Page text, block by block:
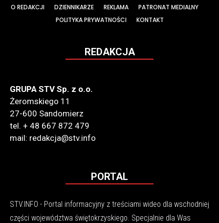
O REDAKCJI DZIENNIKARZE REKLAMA
PATRONAT MEDIALNY
POLITYKA PRYWATNOŚCI
KONTAKT
REDAKCJA
GRUPA STV Sp. z o.o.
Żeromskiego 11
27-600 Sandomierz
tel. + 48 667 872 479
mail: redakcja@stv.info
PORTAL
STV.INFO - Portal informacyjny z treściami wideo dla wschodniej
części województwa świętokrzyskiego. Specjalnie dla Was